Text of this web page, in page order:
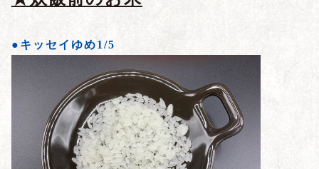
●キッセイゆめ1/5